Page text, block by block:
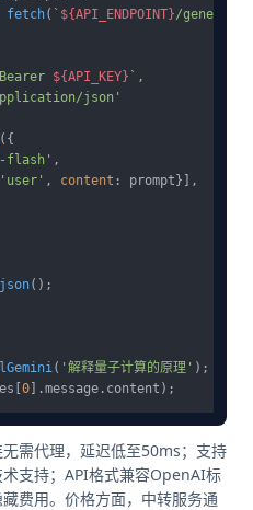
fetch( ` ${API_ENDPOINT}/generate`
${API_KEY} ` ,
json'
({
flash' ,
'user' , content : prompt}],
json();
( '解释量子计算的原理'
[0].message . content
需代理，延迟低至50ms；支持
支持；API格式兼容OpenAI标
费用。价格方面，中转服务通